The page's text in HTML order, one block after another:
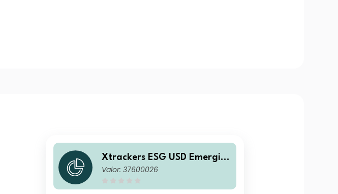
Xtrackers ESG USD Emergin
g Markets Bond Quality Wei
Valor: 37600026